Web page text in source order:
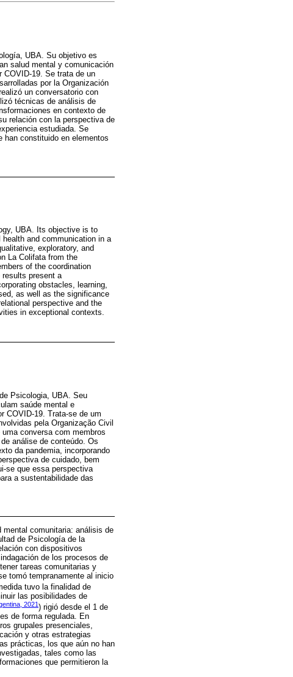
UBA. Su objetivo es
salud mental y comunicación
COVID-19. Se trata de un
por la Organización
un conversatorio con
técnicas de análisis de
en contexto de
relación con la perspectiva de
estudiada. Se
han constituido en elementos
UBA. Its objective is to
and communication in a
exploratory, and
La Colifata from the
of the coordination
present a
obstacles, learning,
as well as the significance
perspective and the
in exceptional contexts.
Psicologia, UBA. Seu
saúde mental e
COVID-19. Trata-se de um
pela Organização Civil
conversa com membros
análise de conteúdo. Os
da pandemia, incorporando
de cuidado, bem
se que essa perspectiva
a sustentabilidade das
comunitaria: análisis de
de Psicología de la
con dispositivos
de los procesos de
tareas comunitarias y
tomó tempranamente al inicio
tuvo la finalidad de
las posibilidades de
2021) rigió desde el 1 de
de forma regulada. En
grupales presenciales,
y otras estrategias
prácticas, los que aún no han
tales como las
que permitieron la